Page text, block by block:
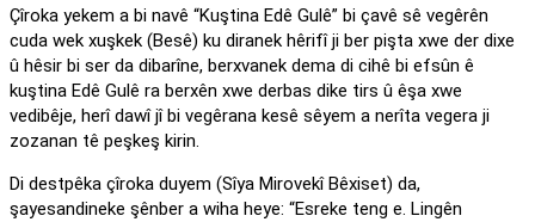
Çîroka yekem a bi navê “Kuştina Edê Gulê” bi çavê sê vegêrên
cuda wek xuşkek (Besê) ku diranek hêrifî ji ber pişta xwe der dixe
û hêsir bi ser da dibarîne, berxvanek dema di cihê bi efsûn ê
kuştina Edê Gulê ra berxên xwe derbas dike tirs û êşa xwe
vedibêje, herî dawî jî bi vegêrana kesê sêyem a nerîta vegera ji
zozanan tê peşkeş kirin.
Di destpêka çîroka duyem (Sîya Mirovekî Bêxiset) da,
şayesandineke şênber a wiha heye: “Esreke teng e. Lingên